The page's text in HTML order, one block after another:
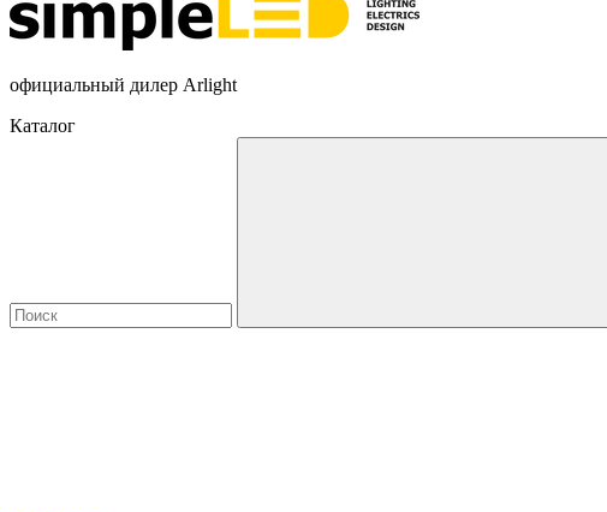
официальный дилер Arlight
Каталог